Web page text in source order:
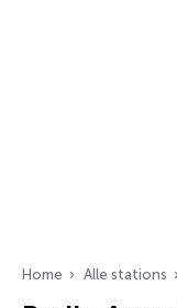
Home Alle stations